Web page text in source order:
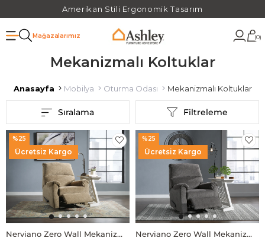
Amerikan Stili Ergonomik Tasarım
Mağazalarımız 0
Mekanizmalı Koltuklar
Anasayfa Mobilya Oturma Odası Mekanizmalı Koltuklar
Filtreleme
Sıralama
Nerviano Zero Wall Mekanizmalı TV Koltuğu
Ücretsiz Kargo
%25
Nerviano Zero Wall Mekanizmalı TV Koltuğu
Ücretsiz Kargo
%25